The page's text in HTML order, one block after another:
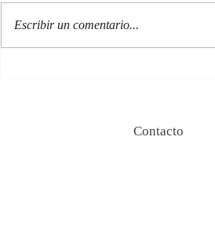
Escribir un comentario...
Contacto